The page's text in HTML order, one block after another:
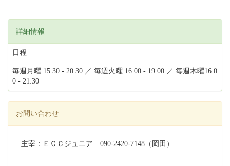
詳細情報
日程
毎週月曜 15:30 - 20:30 ／ 毎週火曜 16:00 - 19:00 ／ 毎週木曜16:0
0 - 21:30
お問い合わせ
主宰：ＥＣＣジュニア 090-2420-7148（岡田）